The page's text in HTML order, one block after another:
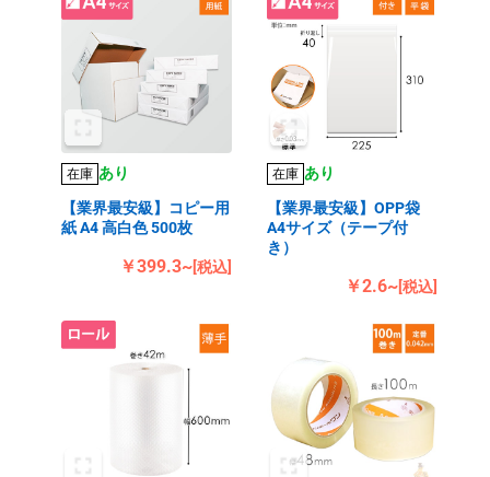
在庫 あり
【業界最安級】コピー用
紙 A4 高白色 500枚
￥399.3~[税込]
在庫 あり
【業界最安級】OPP袋
A4サイズ（テープ付
き）
￥2.6~[税込]